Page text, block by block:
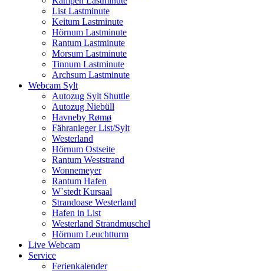
List Lastminute
Keitum Lastminute
Hörnum Lastminute
Rantum Lastminute
Morsum Lastminute
Tinnum Lastminute
Archsum Lastminute
Webcam Sylt
Autozug Sylt Shuttle
Autozug Niebüll
Havneby Rømø
Fähranleger List/Sylt
Westerland
Hörnum Ostseite
Rantum Weststrand
Wonnemeyer
Rantum Hafen
W`stedt Kursaal
Strandoase Westerland
Hafen in List
Westerland Strandmuschel
Hörnum Leuchtturm
Live Webcam
Service
Ferienkalender